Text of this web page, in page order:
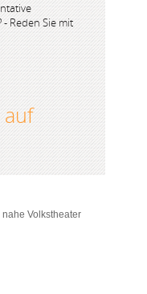
Reden Sie mit
Volkstheater